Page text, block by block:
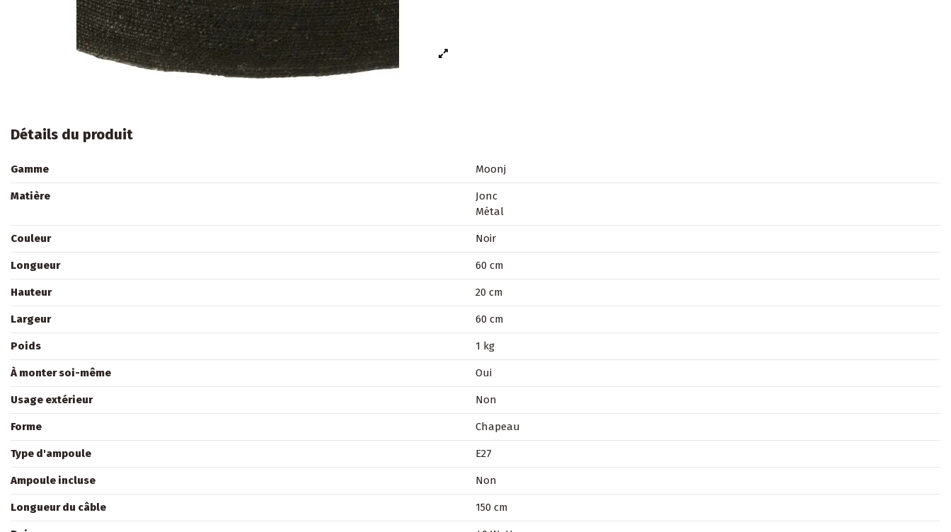
Détails du produit
Gamme Moonj
Matière
Jonc
Métal
Couleur Noir
Longueur 60 cm
Hauteur 20 cm
Largeur 60 cm
Poids 1 kg
À monter soi-même Oui
Usage extérieur Non
Forme Chapeau
Type d'ampoule E27
Ampoule incluse Non
Longueur du câble 150 cm